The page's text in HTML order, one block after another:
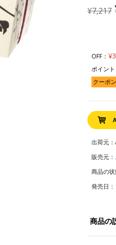
¥7,217
OFF：
ポイント
クーポン
出荷元
販売元：
商品の状
発売日：
商品の